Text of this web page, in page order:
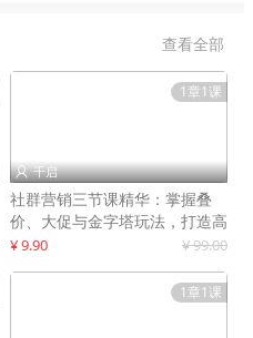
查看全部
1章1课
 千启
社群营销三节课精华：掌握叠
价、大促与金字塔玩法，打造高
效营销体系
¥ 9.90 ¥ 99.00
1章1课